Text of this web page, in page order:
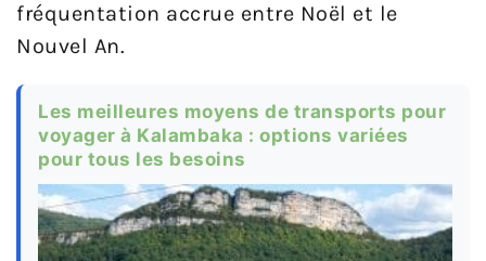
fréquentation accrue entre Noël et le
Nouvel An.
Les meilleures moyens de transports pour
voyager à Kalambaka : options variées
pour tous les besoins